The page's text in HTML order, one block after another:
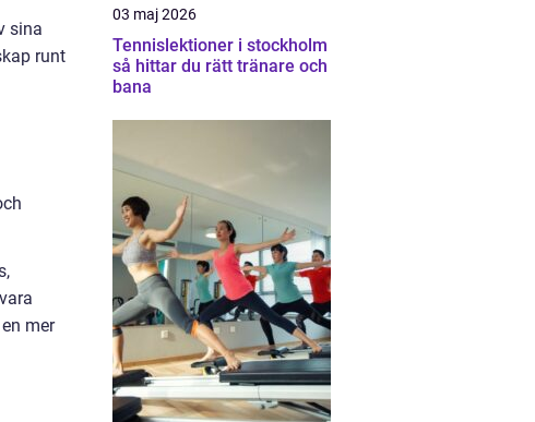
sina
runt
mer
03 maj 2026
Tennislektioner i stockholm
så hittar du rätt tränare och
bana